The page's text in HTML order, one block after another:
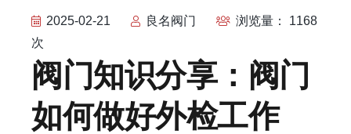
2025-02-21 良名阀门
浏览量： 1168
次
阀门知识分享：阀门
如何做好外检工作